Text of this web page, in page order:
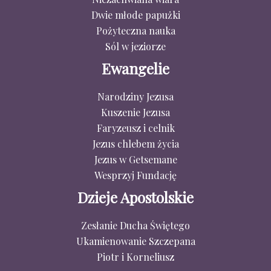
Dwie młode papużki
Pożyteczna nauka
Sól w jeziorze
Ewangelie
Narodziny Jezusa
Kuszenie Jezusa
Faryzeusz i celnik
Jezus chlebem życia
Jezus w Getsemane
Wesprzyj Fundację
Dzieje Apostolskie
Zesłanie Ducha Świętego
Ukamienowanie Szczepana
Piotr i Korneliusz